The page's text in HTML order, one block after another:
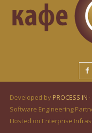
Developed by PROCESS IN
Software Engineering
Hosted on Enterprise